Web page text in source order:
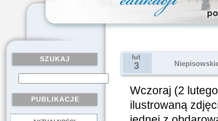
SZUKAJ
PUBLIKACJE
lut
3
Wczoraj (2
ilustrowaną